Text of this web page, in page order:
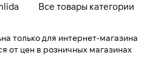
Все товары категории
только для интернет-магазина
от цен в розничных магазинах